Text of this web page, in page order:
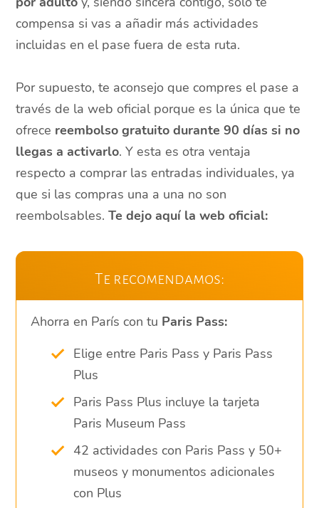
compensa si vas a añadir más actividades
incluidas en el pase fuera de esta ruta.
Por supuesto, te aconsejo que compres el pase a
través de la web oficial porque es la única que te
ofrece reembolso gratuito durante 90 días si no
llegas a activarlo. Y esta es otra ventaja
respecto a comprar las entradas individuales, ya
que si las compras una a una no son
reembolsables.Te dejo aquí la web oficial:
Te recomendamos:
Ahorra en París con tu Paris Pass:
Elige entre Paris Pass y Paris Pass
Plus
Paris Pass Plus incluye la tarjeta
Paris Museum Pass
42 actividades con Paris Pass y 50+
museos y monumentos adicionales
con Plus